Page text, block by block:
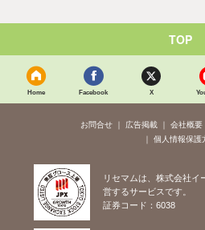
TOP
Home Facebook X
お問合せ 広告掲載 会社概要
個人情報保護
リセマムは、株式会社イ
営するサービスです。
証券コード：6038